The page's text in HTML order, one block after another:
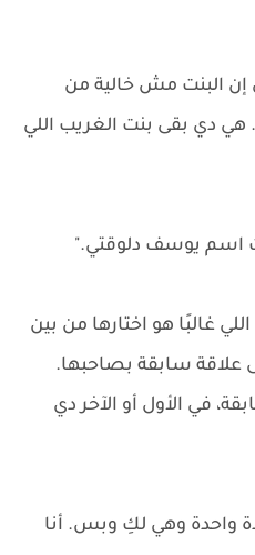
إن البنت مش خالية من
دي بقى بنت الغريب اللي
اسم يوسف دلوقتي."
غالبًا هو اختارها من بين
علاقة سابقة بصاحبها.
في الأول أو الآخر دي
واحدة وهي لكِ وبس. أنا